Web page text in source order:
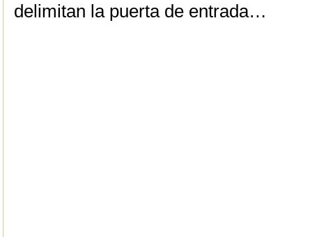
delimitan la puerta de entrada…